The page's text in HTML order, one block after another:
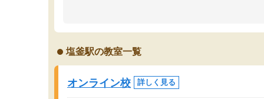
い
塩釜駅の教室一覧
オンライン校 詳しく見る